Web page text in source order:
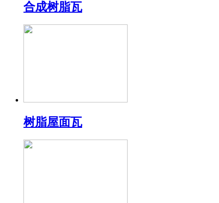
合成树脂瓦
树脂屋面瓦